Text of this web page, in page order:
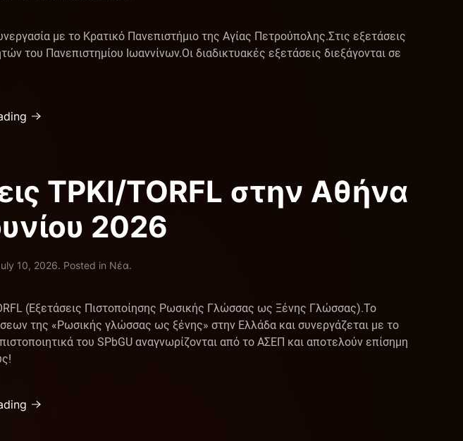
με το Κρατικό Πανεπιστήμιο της Αγίας Πετρούπολης. ​Στις εξετάσεις
του Πανεπιστημίου Ιωαννίνων. ​Οι διαδικτυακές εξετάσεις διεξάγονται σε
ΤΡΚΙ/TORFL στην Αθήνα
2026
10, 2026. Posted in Νέα.
(Εξετάσεις Πιστοποίησης Ρωσικής Γλώσσας ως Ξένης Γλώσσας). ​Το
της «Ρωσικής γλώσσας ως ξένης» στην Ελλάδα και συνεργάζεται με το
του SPbGU αναγνωρίζονται από το ΑΣΕΠ και αποτελούν επίσημη